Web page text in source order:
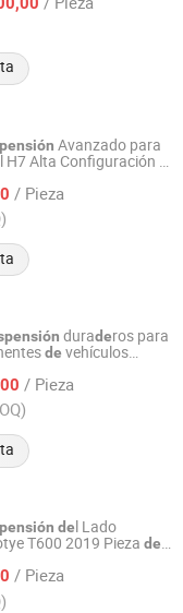
Avanzado para
Alta Configuración X-
/ Pieza
2025
duraderos para
de vehículos
/ Pieza
Co., Ltd
del Lado
T600 2019 Pieza de
/ Pieza
2025